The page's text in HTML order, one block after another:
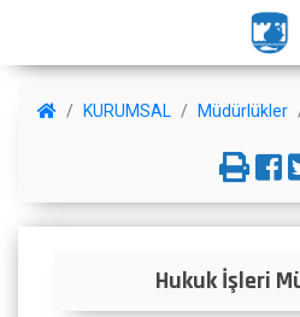
KURUMSAL Müdürlükler
Hukuk İşleri